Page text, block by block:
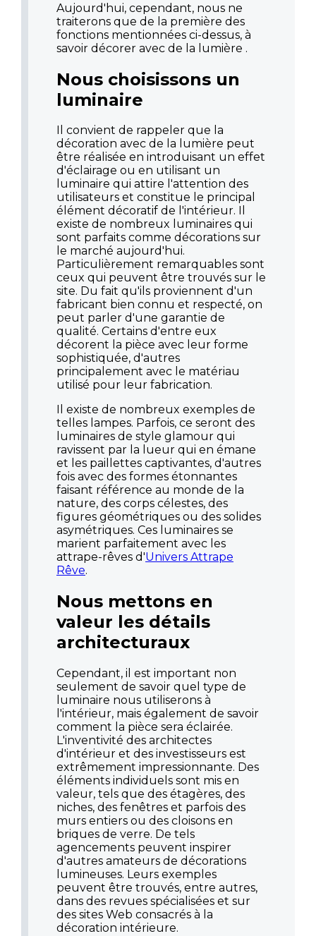
Aujourd'hui, cependant, nous ne
traiterons que de la première des
fonctions mentionnées ci-dessus, à
savoir décorer avec de la lumière .
Nous choisissons un
luminaire
Il convient de rappeler que la
décoration avec de la lumière peut
être réalisée en introduisant un effet
d'éclairage ou en utilisant un
luminaire qui attire l'attention des
utilisateurs et constitue le principal
élément décoratif de l'intérieur. Il
existe de nombreux luminaires qui
sont parfaits comme décorations sur
le marché aujourd'hui.
Particulièrement remarquables sont
ceux qui peuvent être trouvés sur le
site. Du fait qu'ils proviennent d'un
fabricant bien connu et respecté, on
peut parler d'une garantie de
qualité. Certains d'entre eux
décorent la pièce avec leur forme
sophistiquée, d'autres
principalement avec le matériau
utilisé pour leur fabrication.
Il existe de nombreux exemples de
telles lampes. Parfois, ce seront des
luminaires de style glamour qui
ravissent par la lueur qui en émane
et les paillettes captivantes, d'autres
fois avec des formes étonnantes
faisant référence au monde de la
nature, des corps célestes, des
figures géométriques ou des solides
asymétriques. Ces luminaires se
marient parfaitement avec les
attrape-rêves d'Univers Attrape
Rêve.
Nous mettons en
valeur les détails
architecturaux
Cependant, il est important non
seulement de savoir quel type de
luminaire nous utiliserons à
l'intérieur, mais également de savoir
comment la pièce sera éclairée.
L'inventivité des architectes
d'intérieur et des investisseurs est
extrêmement impressionnante. Des
éléments individuels sont mis en
valeur, tels que des étagères, des
niches, des fenêtres et parfois des
murs entiers ou des cloisons en
briques de verre. De tels
agencements peuvent inspirer
d'autres amateurs de décorations
lumineuses. Leurs exemples
peuvent être trouvés, entre autres,
dans des revues spécialisées et sur
des sites Web consacrés à la
décoration intérieure.